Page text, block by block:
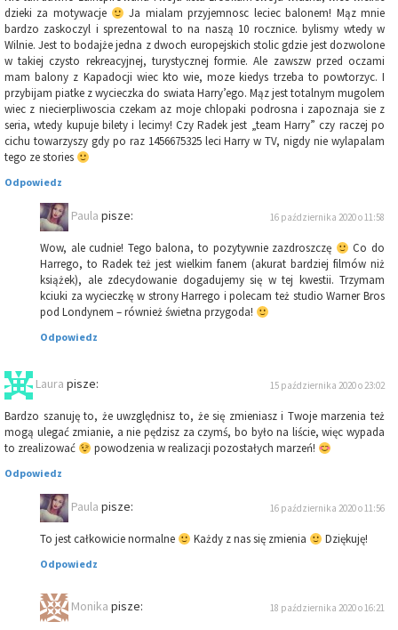
dzieki za motywacje
Ja mialam przyjemnosc leciec balonem! Mąz mnie
bardzo zaskoczyl i sprezentowal to na naszą 10 rocznice. bylismy wtedy w
Wilnie. Jest to bodajże jedna z dwoch europejskich stolic gdzie jest dozwolone
w takiej czysto rekreacyjnej, turystycznej formie. Ale zawszw przed oczami
mam balony z Kapadocji wiec kto wie, moze kiedys trzeba to powtorzyc. I
przybijam piatke z wycieczka do swiata Harry’ego. Mąz jest totalnym mugolem
wiec z niecierpliwoscia czekam az moje chlopaki podrosna i zapoznaja sie z
seria, wtedy kupuje bilety i lecimy! Czy Radek jest „team Harry” czy raczej po
cichu towarzyszy gdy po raz 1456675325 leci Harry w TV, nigdy nie wylapalam
tego ze stories
Odpowiedz
Paula pisze: 16 października 2020 o 11:58
Wow, ale cudnie! Tego balona, to pozytywnie zazdroszczę
Co do
Harrego, to Radek też jest wielkim fanem (akurat bardziej filmów niż
książek), ale zdecydowanie dogadujemy się w tej kwestii. Trzymam
kciuki za wycieczkę w strony Harrego i polecam też studio Warner Bros
pod Londynem – również świetna przygoda!
Odpowiedz
Laura pisze: 15 października 2020 o 23:02
Bardzo szanuję to, że uwzględnisz to, że się zmieniasz i Twoje marzenia też
mogą ulegać zmianie, a nie pędzisz za czymś, bo było na liście, więc wypada
to zrealizować
powodzenia w realizacji pozostałych marzeń!
Odpowiedz
Paula pisze: 16 października 2020 o 11:56
To jest całkowicie normalne Każdy z nas się zmienia Dziękuję!
Odpowiedz
Monika pisze: 18 października 2020 o 16:21